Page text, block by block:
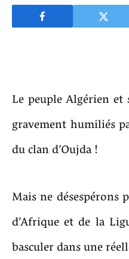
Le peuple Algérien et
gravement humiliés
du clan d’Oujda !
Mais ne désespérons
d’Afrique et de la
basculer dans une